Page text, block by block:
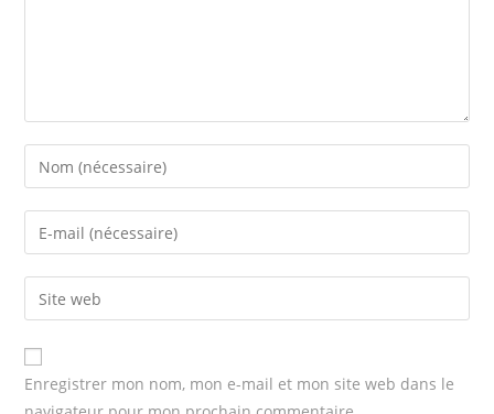
Enter
your
name
comment
Enter
your
email
address
comment
Enter
your
website
URL
(optional)
Enregistrer mon nom, mon e-mail et mon site web dans le